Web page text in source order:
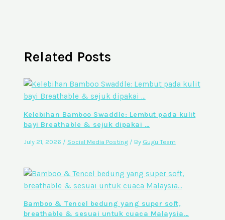
Related Posts
Kelebihan Bamboo Swaddle: Lembut pada kulit
bayi Breathable & sejuk dipakai …
July 21, 2026 / Social Media Posting/ By Gugu Team
Bamboo & Tencel bedung yang super soft,
breathable & sesuai untuk cuaca Malaysia…